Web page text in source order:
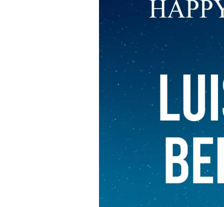
PLAYLIST
NEWS
FOTO
CONCORSI
EVENTI
VIDEO
TV